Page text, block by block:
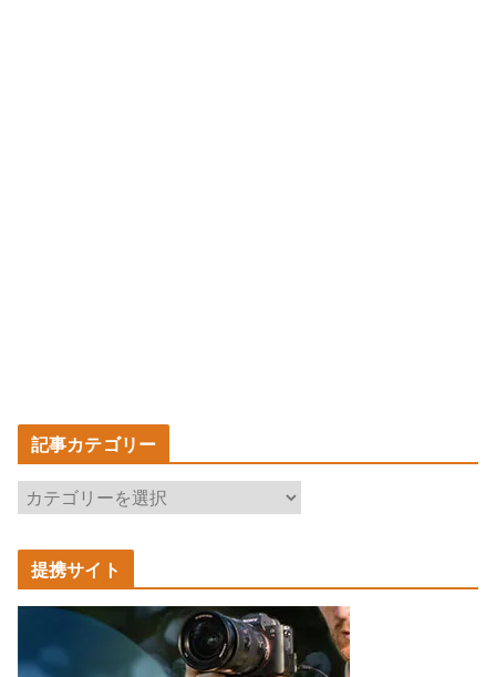
記事カテゴリー
記
事
カ
テ
ゴ
ー
提携サイト